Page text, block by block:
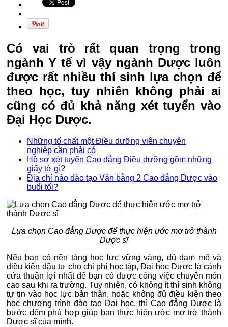
Có vai trò rất quan trọng trong
ngành Y tế vì vậy ngành Dược luôn
được rất nhiều thí sinh lựa chọn để
theo học, tuy nhiên không phải ai
cũng có đủ khả năng xét tuyển vào
Đại Học Dược.
Những tố chất một Điều dưỡng viên chuyên
nghiệp cần phải có
Hồ sơ xét tuyển Cao đẳng Điều dưỡng gồm những
giấy tờ gì?
Địa chỉ nào đào tạo Văn bằng 2 Cao đẳng Dược vào
buổi tối?
Lựa chọn Cao đẳng Dược để thực hiện ước mơ trở thành
Dược sĩ
Nếu bạn có nền tảng học lực vững vàng, đủ đam mê và
điều kiện đầu tư cho chi phí học tập, Đại học Dược là cánh
cửa thuận lợi nhất để bạn có được công việc chuyên môn
cao sau khi ra trường. Tuy nhiên, có không ít thí sinh không
tự tin vào học lực bản thân, hoặc không đủ điều kiện theo
học chương trình đào tạo Đại học, thì Cao đẳng Dược là
bước đệm phù hợp giúp bạn thực hiện ước mơ trở thành
Dược sĩ của mình.